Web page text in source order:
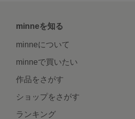
minneを知る
minneについて
minneで買いたい
作品をさがす
ショップをさがす
ランキング